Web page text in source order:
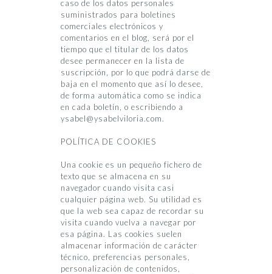
caso de los datos personales
suministrados para boletines
comerciales electrónicos y
comentarios en el blog, será por el
tiempo que el titular de los datos
desee permanecer en la lista de
suscripción, por lo que podrá darse de
baja en el momento que así lo desee,
de forma automática como se indica
en cada boletín, o escribiendo a
ysabel@ysabelviloria.com.
POLÍTICA DE COOKIES
Una cookie es un pequeño fichero de
texto que se almacena en su
navegador cuando visita casi
cualquier página web. Su utilidad es
que la web sea capaz de recordar su
visita cuando vuelva a navegar por
esa página. Las cookies suelen
almacenar información de carácter
técnico, preferencias personales,
personalización de contenidos,